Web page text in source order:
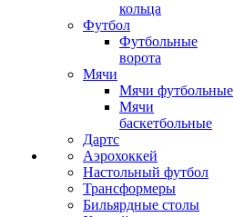
кольца
Футбол
Футбольные
ворота
Мячи
Мячи футбольные
Мячи
баскетбольные
Дартс
Аэрохоккей
Настольный футбол
Трансформеры
Бильярдные столы